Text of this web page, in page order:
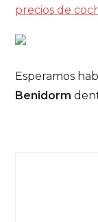
precios de
Esperamos
Benidorm